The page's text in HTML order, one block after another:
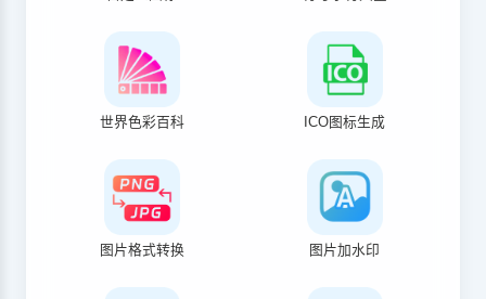
世界色彩百科 ICO图标生成
图片格式转换 图片加水印